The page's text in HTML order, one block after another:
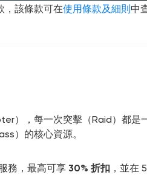
，該條款可在使用條款及細則中
），每一次突擊（Raid）都是
）的核心資源。
服務，最高可享 30% 折扣 ，並在